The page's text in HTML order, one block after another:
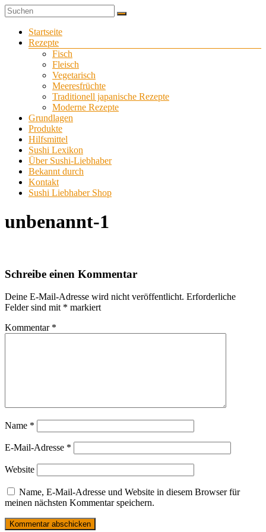
Zum
Inhalt
springen
Sushi-
Liebhaber
Sushi
selber
Menü
Startseite
Rezepte
Fisch
Fleisch
Vegetarisch
Meeresfrüchte
Traditionell japanische Rezepte
Moderne Rezepte
Grundlagen
Produkte
Hilfsmittel
Sushi Lexikon
Über Sushi-Liebhaber
Bekannt durch
Kontakt
Sushi Liebhaber Shop
unbenannt-1
Schreibe einen Kommentar
Deine E-Mail-Adresse wird nicht veröffentlicht. Erforderliche
Felder sind mit * markiert
Kommentar *
Name *
E-Mail-Adresse *
Website
Name, E-Mail-Adresse und Website in diesem Browser für
meinen nächsten Kommentar speichern.